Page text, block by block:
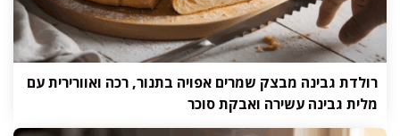
רולדת גבינה מבצק שמרים אפויה בתנור, רכה ואוורירית עם
מלית גבינה עשירה ואבקת סוכר